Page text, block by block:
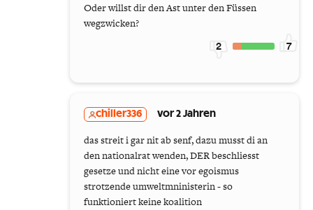
Oder willst dir den Ast unter den Füssen
wegzwicken?
2 7
chiller336 vor 2 Jahren
das streit i gar nit ab senf, dazu musst di an
den nationalrat wenden, DER beschliesst
gesetze und nicht eine vor egoismus
strotzende umweltmninisterin - so
funktioniert keine koalition